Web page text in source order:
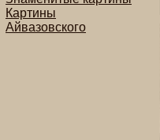
Картины
Айвазовского